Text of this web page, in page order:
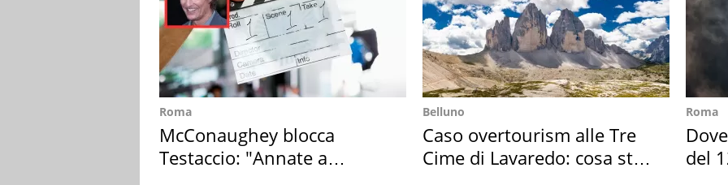
Roma
McConaughey blocca
Testaccio: "Annate a
Belluno
Caso overtourism alle Tre
Cime di Lavaredo: cosa sta
Roma
del